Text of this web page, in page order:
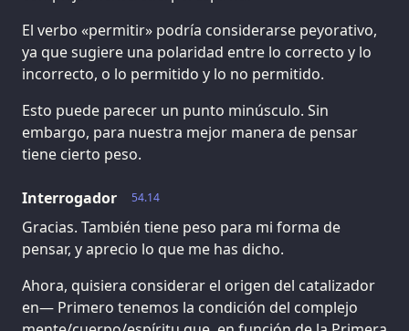
El verbo «permitir» podría considerarse peyorativo,
ya que sugiere una polaridad entre lo correcto y lo
incorrecto, o lo permitido y lo no permitido.
Esto puede parecer un punto minúsculo. Sin
embargo, para nuestra mejor manera de pensar
tiene cierto peso.
54.14
Interrogador
Gracias. También tiene peso para mi forma de
pensar, y aprecio lo que me has dicho.
Ahora, quisiera considerar el origen del catalizador
en— Primero tenemos la condición del complejo